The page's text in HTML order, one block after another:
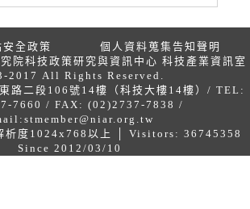
全政策
個人資料蒐集告知聲明
院科技政策研究與資訊中心 科技產業資訊室
2017 All Rights Reserved.
路二段106號14樓（科技大樓14樓）/ TEL:
7660 / FAX: (02)2737-7838 /
stmember@niar.org.tw
析度1024x768以上 │ Visitors: 36745358
Since 2012/03/10